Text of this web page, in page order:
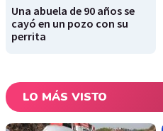
Una abuela de 90 años se
cayó en un pozo con su
perrita
LO MÁS VISTO